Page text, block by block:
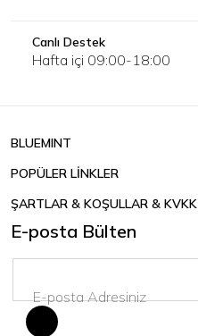
Canlı Destek
Hafta içi 09:00-18:00
BLUEMINT
POPÜLER LİNKLER
ŞARTLAR & KOŞULLAR & KVKK
E-posta Bülten